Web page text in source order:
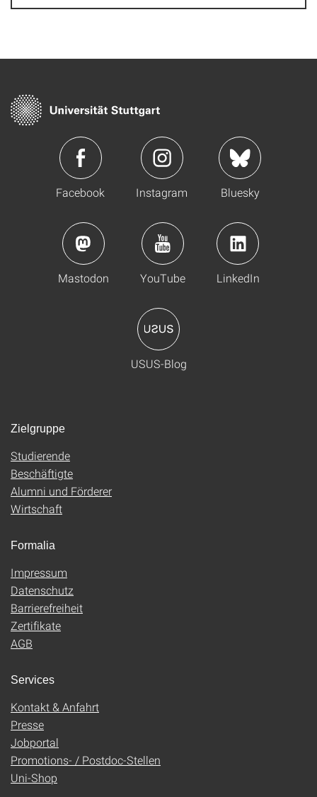
Facebook Instagram Bluesky
Mastodon YouTube LinkedIn
USUS-Blog
Zielgruppe
Studierende
Beschäftigte
Alumni und Förderer
Wirtschaft
Formalia
Impressum
Datenschutz
Barrierefreiheit
Zertifikate
AGB
Services
Kontakt & Anfahrt
Presse
Jobportal
Promotions- / Postdoc-Stellen
Uni-Shop